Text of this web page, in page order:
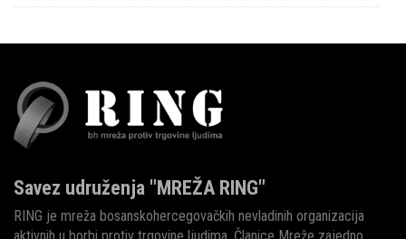
Savez udruženja "MREŽA RING"
RING je mreža bosanskohercegovačkih nevladinih organizacija